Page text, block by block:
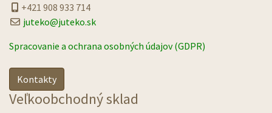
+421 908 933 714
juteko@juteko.sk
Spracovanie a ochrana osobných údajov (GDPR)
Kontakty
Veľkoobchodný sklad